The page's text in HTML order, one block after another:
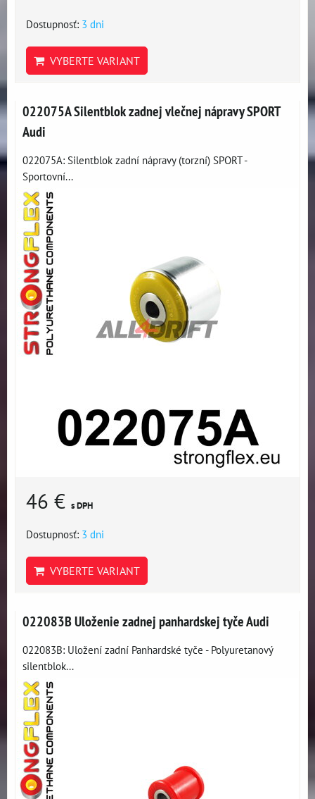
Dostupnosť: 3 dni
VYBERTE VARIANT
022075A Silentblok zadnej vlečnej nápravy SPORT
Audi
022075A: Silentblok zadní nápravy (torzní) SPORT -
Sportovní...
46 € s DPH
Dostupnosť: 3 dni
VYBERTE VARIANT
022083B Uloženie zadnej panhardskej tyče Audi
022083B: Uložení zadní Panhardské tyče - Polyuretanový
silentblok...